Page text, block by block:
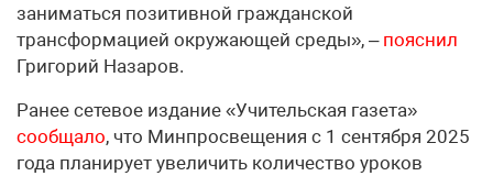
заниматься позитивной гражданской
трансформацией окружающей среды», – пояснил
Григорий Назаров.
Ранее сетевое издание «Учительская газета»
сообщало, что Минпросвещения с 1 сентября 2025
года планирует увеличить количество уроков